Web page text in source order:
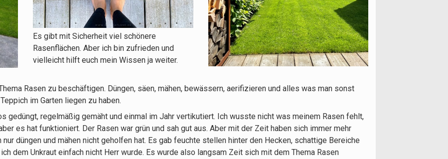
Es gibt mit Sicherheit viel schönere
Rasenflächen. Aber ich bin zufrieden und
vielleicht hilft euch mein Wissen ja weiter.
Rasen zu beschäftigen. Düngen, säen, mähen, bewässern, aerifizieren und alles was man sonst
im Garten liegen zu haben.
gedüngt, regelmäßig gemäht und einmal im Jahr vertikutiert. Ich wusste nicht was meinem Rasen fehlt,
es hat funktioniert. Der Rasen war grün und sah gut aus. Aber mit der Zeit haben sich immer mehr
düngen und mähen nicht geholfen hat. Es gab feuchte stellen hinter den Hecken, schattige Bereiche
dem Unkraut einfach nicht Herr wurde. Es wurde also langsam Zeit sich mit dem Thema Rasen